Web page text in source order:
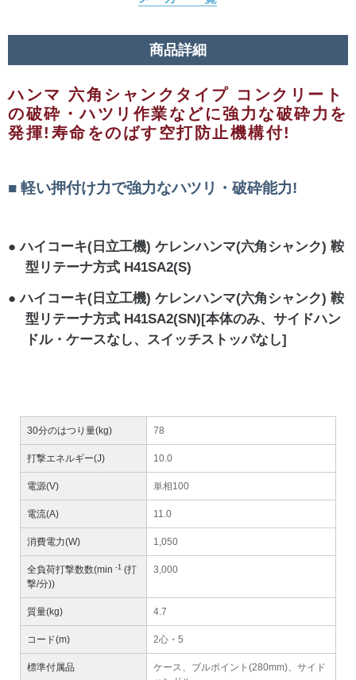
商品詳細
ハンマ 六角シャンクタイプ コンクリート
の破砕・ハツリ作業などに強力な破砕力を
発揮!寿命をのばす空打防止機構付!
軽い押付け力で強力なハツリ・破砕能力!
ハイコーキ(日立工機) ケレンハンマ(六角シャンク) 鞍
型リテーナ方式 H41SA2(S)
ハイコーキ(日立工機) ケレンハンマ(六角シャンク) 鞍
型リテーナ方式 H41SA2(SN)[本体のみ、サイドハン
ドル・ケースなし、スイッチストッパなし]
30分のはつり量(kg) 78
打撃エネルギー(J) 10.0
電源(V) 単相100
電流(A) 11.0
消費電力(W) 1,050
全負荷打撃数数(min -1 (打
撃/分))
3,000
質量(kg) 4.7
コード(m) 2心・5
標準付属品
ケース、ブルポイント(280mm)、サイド